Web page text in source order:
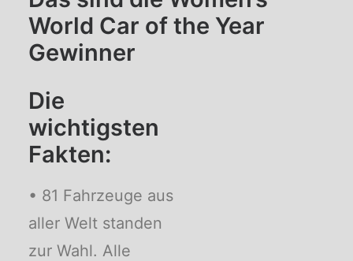
World Car of the Year
Gewinner
Die
wichtigsten
Fakten:
• 81 Fahrzeuge aus
aller Welt standen
zur Wahl. Alle